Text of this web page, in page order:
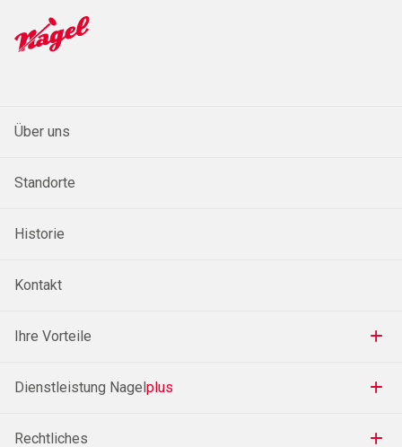
Über uns
Standorte
Historie
Kontakt
Ihre Vorteile
Dienstleistung Nagel plus
Rechtliches